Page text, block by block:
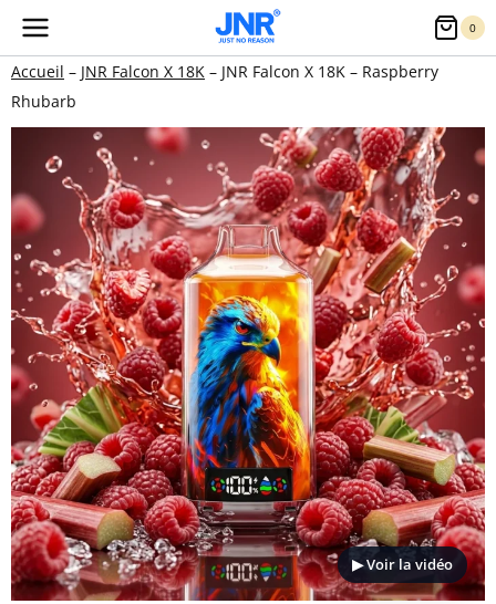
Aller
au
contenu
0
Accueil – JNR Falcon X 18K – JNR Falcon X 18K – Raspberry
Rhubarb
▶ Voir la vidéo